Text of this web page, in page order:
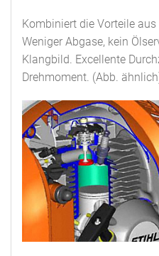
Kombiniert die Vorteile
Weniger Abgase, kein
Klangbild. Excellente
Drehmoment. (Abb.